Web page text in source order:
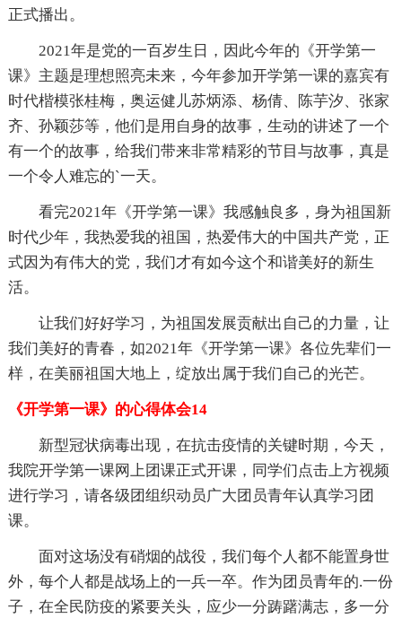
正式播出。
2021年是党的一百岁生日，因此今年的《开学第一
课》主题是理想照亮未来，今年参加开学第一课的嘉宾有
时代楷模张桂梅，奥运健儿苏炳添、杨倩、陈芋汐、张家
齐、孙颖莎等，他们是用自身的故事，生动的讲述了一个
有一个的故事，给我们带来非常精彩的节目与故事，真是
一个令人难忘的`一天。
看完2021年《开学第一课》我感触良多，身为祖国新
时代少年，我热爱我的祖国，热爱伟大的中国共产党，正
式因为有伟大的党，我们才有如今这个和谐美好的新生
活。
让我们好好学习，为祖国发展贡献出自己的力量，让
我们美好的青春，如2021年《开学第一课》各位先辈们一
样，在美丽祖国大地上，绽放出属于我们自己的光芒。
《开学第一课》的心得体会14
新型冠状病毒出现，在抗击疫情的关键时期，今天，
我院开学第一课网上团课正式开课，同学们点击上方视频
进行学习，请各级团组织动员广大团员青年认真学习团
课。
面对这场没有硝烟的战役，我们每个人都不能置身世
外，每个人都是战场上的一兵一卒。作为团员青年的.一份
子，在全民防疫的紧要关头，应少一分踌躇满志，多一分